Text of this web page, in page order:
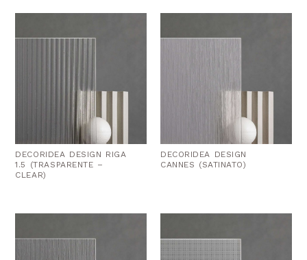
DECORIDEA DESIGN RIGA
1.5 (TRASPARENTE –
CLEAR)
DECORIDEA DESIGN
CANNES (SATINATO)